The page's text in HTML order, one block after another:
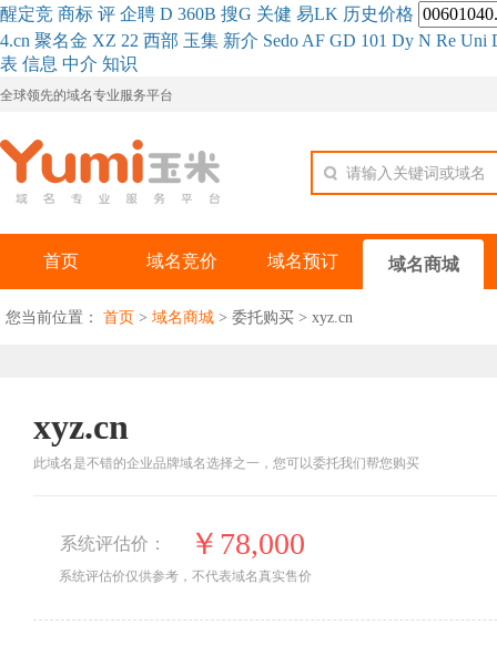
醒定竞 商标 评 企聘 D 360B 搜G 关健 易LK 历史价格
4.cn 聚名金 XZ 22 西部 玉集 新介 Sedo AF GD 101 Dy N Re Uni
表 信息 中介 知识